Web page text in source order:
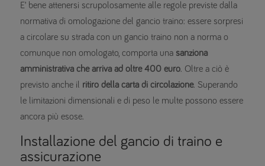
E’ bene attenersi scrupolosamente alle regole previste dalla
normativa di omologazione del gancio traino: essere sorpresi
a circolare su strada con un gancio traino non a norma o
comunque non omologato, comporta una sanziona
amministrativa che arriva ad oltre 400 euro. Oltre a ciò è
previsto anche il ritiro della carta di circolazione. Superando
le limitazioni dimensionali e di peso le multe possono essere
ancora più esose.
Installazione del gancio di traino e
assicurazione